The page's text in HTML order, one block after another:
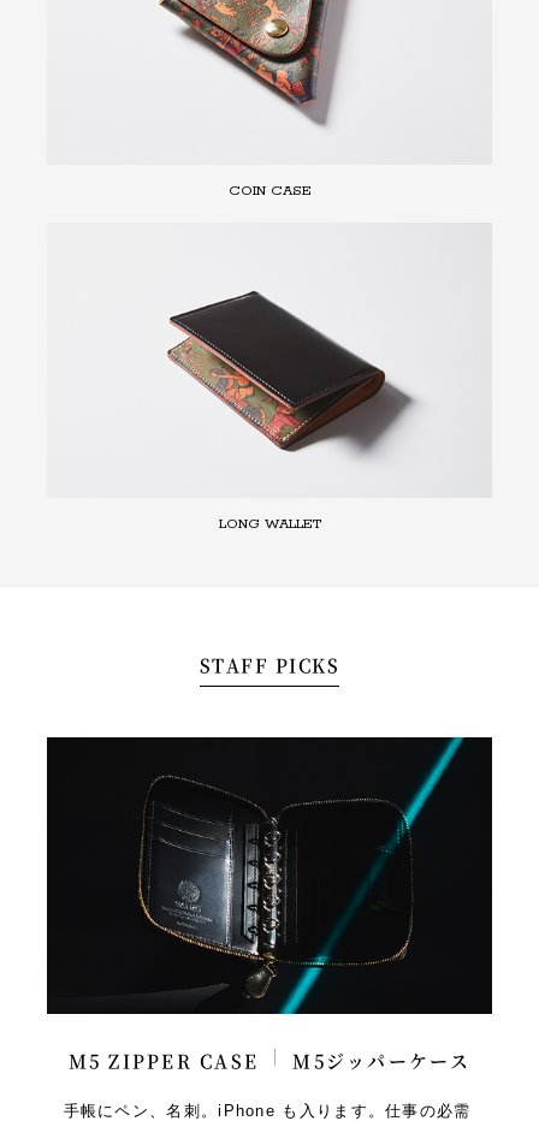
COIN CASE
LONG WALLET
STAFF PICKS
M5 ZIPPER CASE M5ジッパーケース
手帳にペン、名刺。iPhone も入ります。仕事の必需